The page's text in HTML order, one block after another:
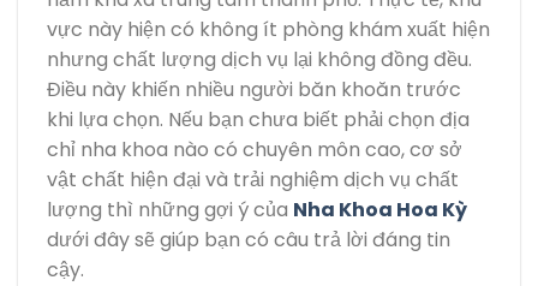
vực này hiện có không ít phòng khám xuất hiện
nhưng chất lượng dịch vụ lại không đồng đều.
Điều này khiến nhiều người băn khoăn trước
khi lựa chọn. Nếu bạn chưa biết phải chọn địa
chỉ nha khoa nào có chuyên môn cao, cơ sở
vật chất hiện đại và trải nghiệm dịch vụ chất
lượng thì những gợi ý của Nha Khoa Hoa Kỳ
dưới đây sẽ giúp bạn có câu trả lời đáng tin
cậy.